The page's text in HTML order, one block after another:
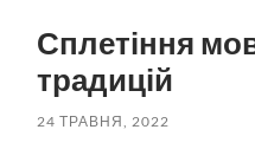
Сплетіння
традицій
24 ТРАВНЯ, 2022